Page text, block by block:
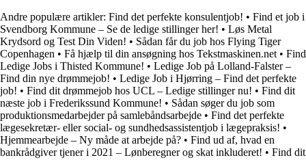
Andre populære artikler: Find det perfekte konsulentjob! • Find et job i
Svendborg Kommune – Se de ledige stillinger her! • Løs Metal
Krydsord og Test Din Viden! • Sådan får du job hos Flying Tiger
Copenhagen • Få hjælp til din ansøgning hos Tekstmaskinen.net • Find
Ledige Jobs i Thisted Kommune! • Ledige Job på Lolland-Falster –
Find din nye drømmejob! • Ledige Job i Hjørring – Find det perfekte
job! • Find dit drømmejob hos UCL – Ledige stillinger nu! • Find dit
næste job i Frederikssund Kommune! • Sådan søger du job som
produktionsmedarbejder på samlebåndsarbejde • Find det perfekte
lægesekretær- eller social- og sundhedsassistentjob i lægepraksis! •
Hjemmearbejde – Ny måde at arbejde på? • Find ud af, hvad en
bankrådgiver tjener i 2021 – Lønberegner og skat inkluderet! • Find dit